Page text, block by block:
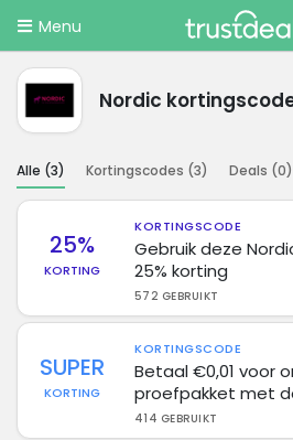
Menu
Nordic
Alle (3) Kortingscodes (3) Deals (0)
25%
KORTING
KORTINGSCODE
Gebruik deze
25% korting
572 GEBRUIKT
SUPER
KORTING
KORTINGSCODE
Betaal €0,01 voor
proefpakket met
414 GEBRUIKT